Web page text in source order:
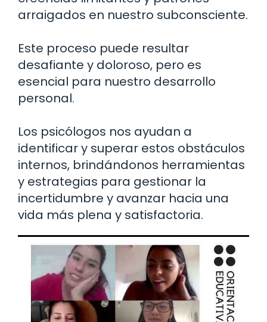
arraigados en nuestro subconsciente.
Este proceso puede resultar
desafiante y doloroso, pero es
esencial para nuestro desarrollo
personal.
Los psicólogos nos ayudan a
identificar y superar estos obstáculos
internos, brindándonos herramientas
y estrategias para gestionar la
incertidumbre y avanzar hacia una
vida más plena y satisfactoria.